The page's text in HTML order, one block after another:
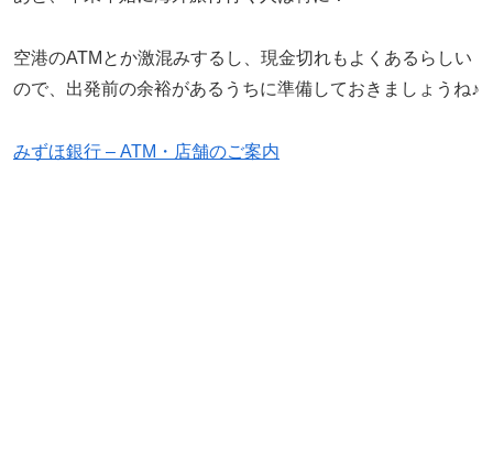
空港のATMとか激混みするし、現金切れもよくあるらしい
ので、出発前の余裕があるうちに準備しておきましょうね♪
みずほ銀行 – ATM・店舗のご案内